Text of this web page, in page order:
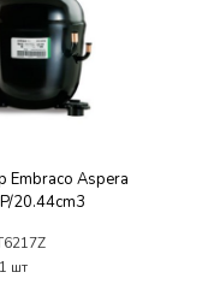
Embraco Aspera
20.44cm3
1 шт